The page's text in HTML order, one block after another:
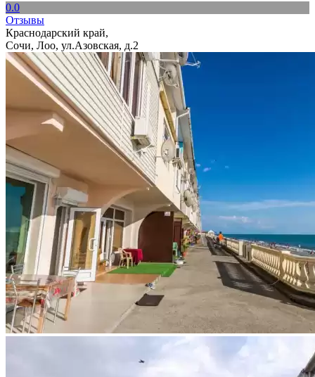
0.0
Отзывы
Краснодарский край,
Сочи, Лоо, ул.Азовская, д.2